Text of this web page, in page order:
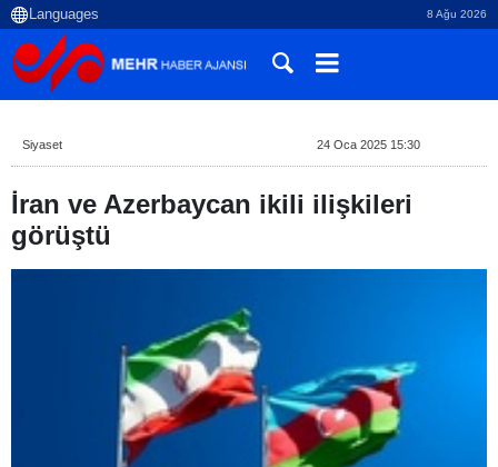
8 Ağu 2026
Siyaset 24 Oca 2025 15:30
İran ve Azerbaycan ikili ilişkileri
görüştü